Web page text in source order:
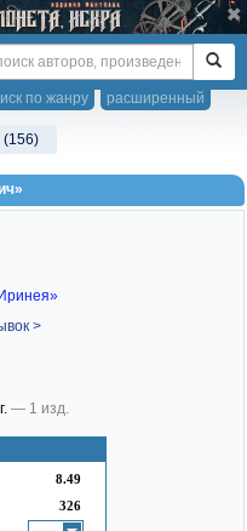
расширенный
по жанру
(156)
8.49
326
>
— 1 изд.